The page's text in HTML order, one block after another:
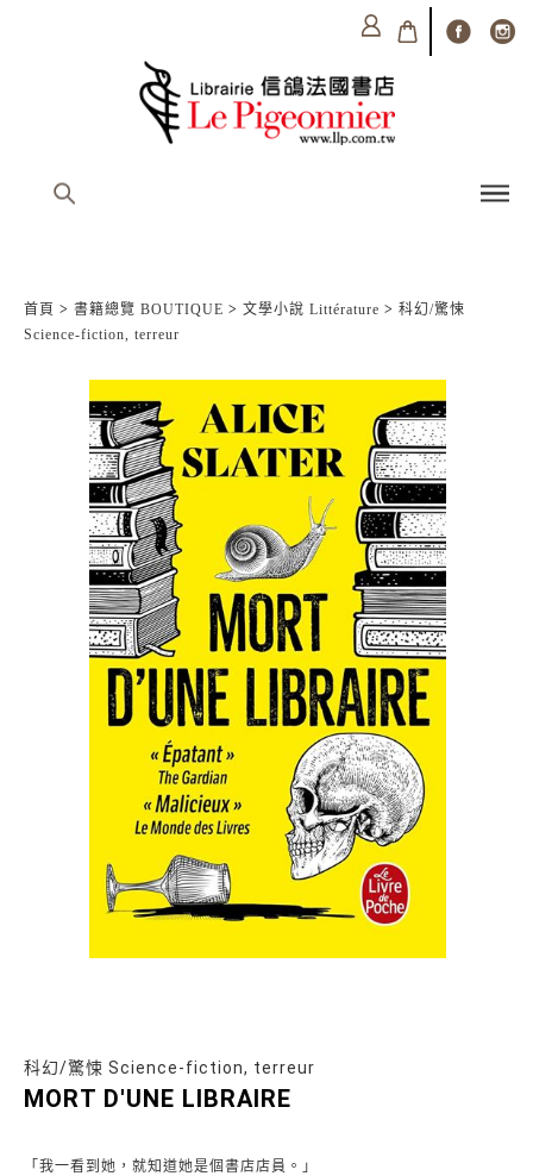
首頁 > 書籍總覽 BOUTIQUE > 文學小說 Littérature > 科幻/驚悚
Science-fiction, terreur
科幻/驚悚 Science-fiction, terreur
MORT D'UNE LIBRAIRE
「我一看到她，就知道她是個書店店員。」